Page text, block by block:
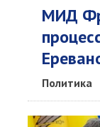
МИД
Политика